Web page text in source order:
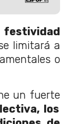
festividad
limitará a
o
un fuerte
los